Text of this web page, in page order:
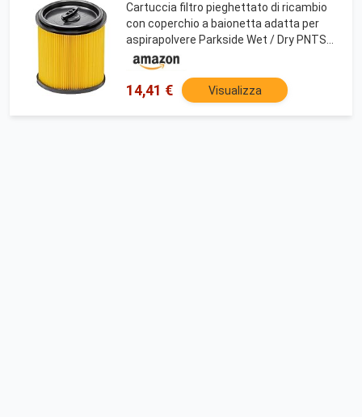
Cartuccia filtro pieghettato di ricambio
con coperchio a baionetta adatta per
aspirapolvere Parkside Wet / Dry PNTS
23E, 1250, 1300, 1400, 1500 A1, B1, B2,
B3, C1, C3, C4, D1, D3, E2, E4, F5
14,41 € Visualizza